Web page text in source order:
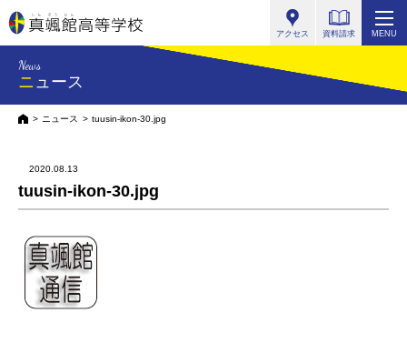
アクセス 資料請求 MENU
News
ニュース
HOMEニュース tuusin-ikon-30.jpg
2020.08.13
tuusin-ikon-30.jpg